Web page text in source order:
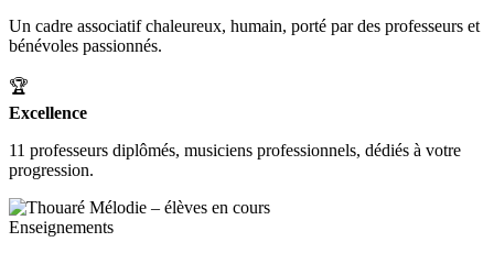
Un cadre associatif chaleureux, humain, porté par des professeurs et
bénévoles passionnés.
🏆
Excellence
11 professeurs diplômés, musiciens professionnels, dédiés à votre
progression.
Enseignements